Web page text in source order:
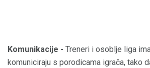
Komunikacije - Treneri i osoblje liga
komuniciraju s porodicama igrača, tako